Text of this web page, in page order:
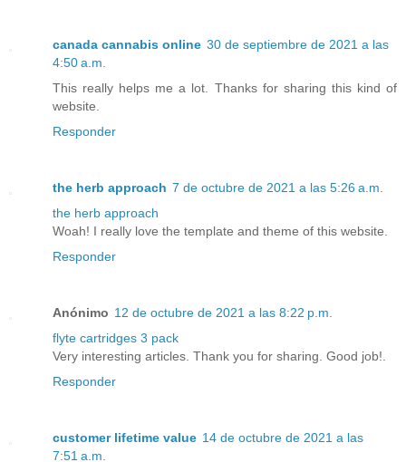
canada cannabis online 30 de septiembre de 2021 a las
4:50 a.m.
This really helps me a lot. Thanks for sharing this kind of
website.
Responder
the herb approach 7 de octubre de 2021 a las 5:26 a.m.
the herb approach
Woah! I really love the template and theme of this website.
Responder
Anónimo 12 de octubre de 2021 a las 8:22 p.m.
flyte cartridges 3 pack
Very interesting articles. Thank you for sharing. Good job!.
Responder
customer lifetime value 14 de octubre de 2021 a las
7:51 a.m.